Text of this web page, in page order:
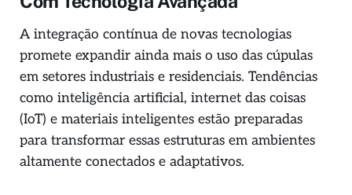
A integração contínua de novas tecnologias
promete expandir ainda mais o uso das cúpulas
em setores industriais e residenciais. Tendências
como inteligência artificial, internet das coisas
(IoT) e materiais inteligentes estão preparadas
para transformar essas estruturas em ambientes
altamente conectados e adaptativos.